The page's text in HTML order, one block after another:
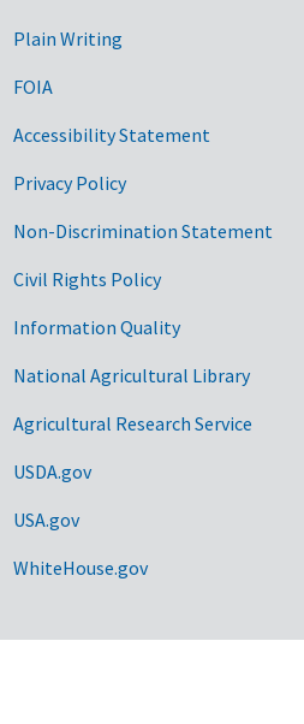
Plain Writing
FOIA
Accessibility Statement
Privacy Policy
Non-Discrimination Statement
Civil Rights Policy
Information Quality
National Agricultural Library
Agricultural Research Service
USDA.gov
USA.gov
WhiteHouse.gov